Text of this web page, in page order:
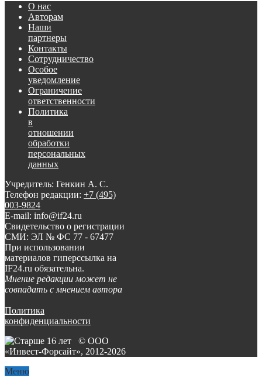
О нас
Авторам
Наши
партнеры
Контакты
Сотрудничество
Особое
уведомление
Ограничение
ответственности
Политика
в
отношении
обработки
персональных
данных
Учредитель: Генкин А. С.
Телефон редакции: +7 (495)
003-9824
E-mail: info@if24.ru
Свидетельство о регистрации
СМИ: ЭЛ № ФС 77 - 67477
При использовании
материалов гиперссылка на
IF24.ru обязательна.
Мнение редакции может не
совпадать с мнением автора
Политика
конфиденциальности
© ООО
«Инвест-Форсайт», 2012-2026
Меню